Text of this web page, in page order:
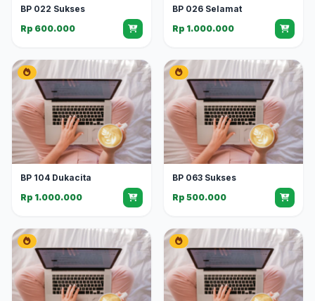
BP 022 Sukses
Rp 600.000
BP 026 Selamat
Rp 1.000.000
BP 104 Dukacita
Rp 1.000.000
BP 063 Sukses
Rp 500.000